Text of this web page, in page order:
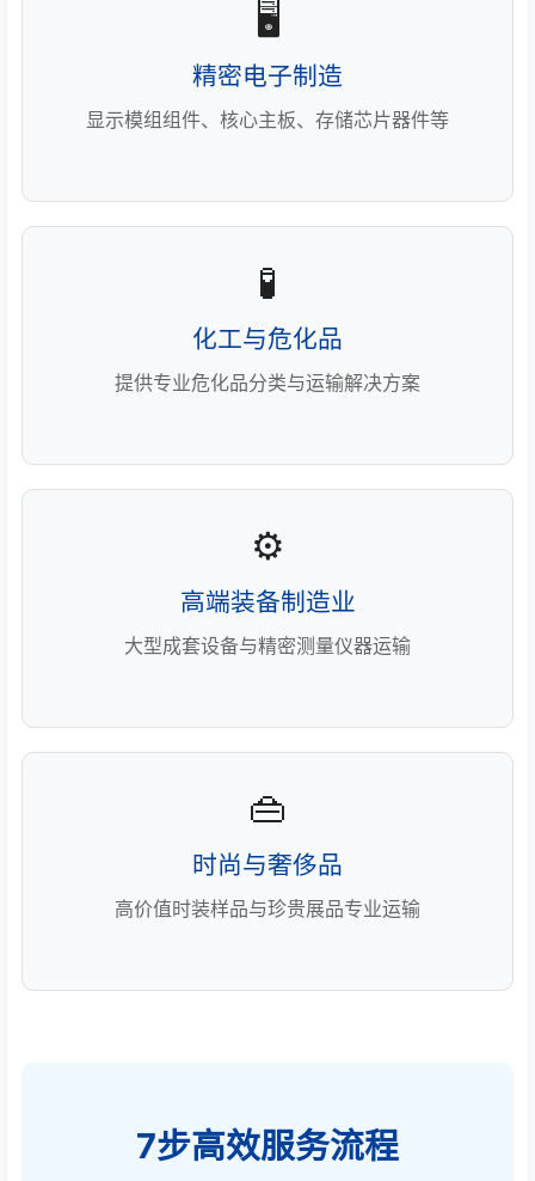
🖥️
精密电子制造
显示模组组件、核心主板、存储芯片器件等
🧪
化工与危化品
提供专业危化品分类与运输解决方案
⚙️
高端装备制造业
大型成套设备与精密测量仪器运输
👜
时尚与奢侈品
高价值时装样品与珍贵展品专业运输
7步高效服务流程